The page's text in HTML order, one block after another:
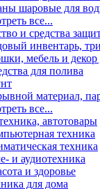
шаровые для
все...
и средства
инвентарь,
мебель и декор
для полива
материал,
все...
автотовары
техника
техника
и аудиотехника
и здоровье
для дома